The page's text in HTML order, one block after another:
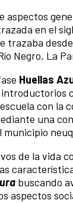
aspectos
en el
trazaba
Negro, La
Huellas
con la
una
municipio
de la vida
buscando
aspectos